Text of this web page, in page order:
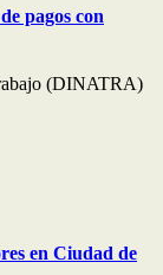
pagos con
(DINATRA)
en Ciudad de